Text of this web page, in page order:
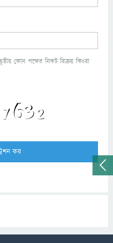
কোন পক্ষের নিকট বিক্রয় কিংবা